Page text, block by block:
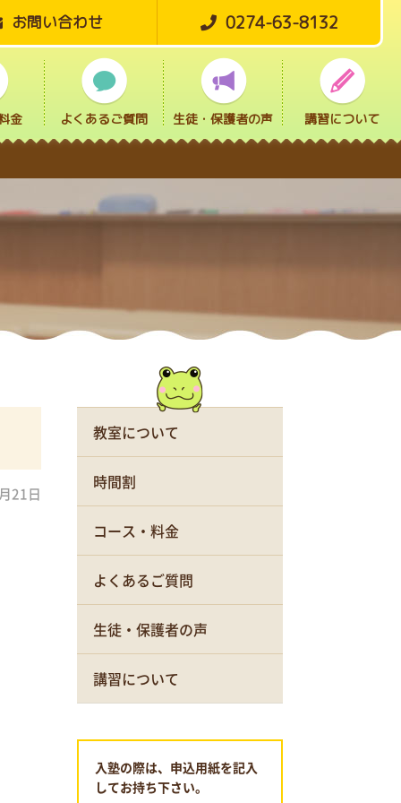
お問い合わせ 0274-63-8132
金 よくあるご質問 生徒・保護者の声 講習について
21日
教室について
時間割
コース・料金
よくあるご質問
生徒・保護者の声
講習について
入塾の際は、申込用紙を記入
してお持ち下さい。